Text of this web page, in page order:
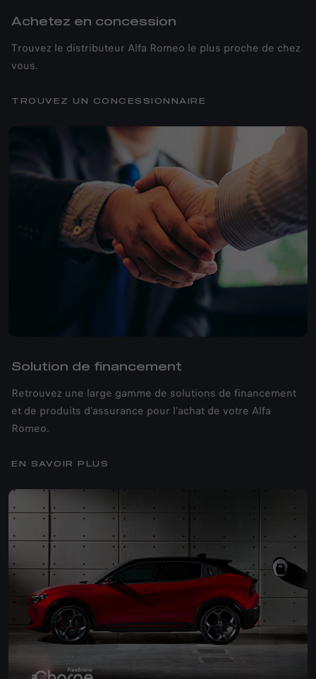
Achetez en concession
Trouvez le distributeur Alfa Romeo le plus proche de chez
vous.
TROUVEZ UN CONCESSIONNAIRE
Solution de financement
Retrouvez une large gamme de solutions de financement
et de produits d’assurance pour l’achat de votre Alfa
Romeo.
EN SAVOIR PLUS